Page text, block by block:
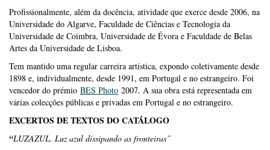
Profissionalmente, além da docência, atividade que exerce desde 2006, na
Universidade do Algarve, Faculdade de Ciências e Tecnologia da
Universidade de Coimbra, Universidade de Évora e Faculdade de Belas
Artes da Universidade de Lisboa.
Tem mantido uma regular carreira artística, expondo coletivamente desde
1898 e, individualmente, desde 1991, em Portugal e no estrangeiro. Foi
vencedor do prémio BES Photo 2007. A sua obra está representada em
várias colecções públicas e privadas em Portugal e no estrangeiro.
EXCERTOS DE TEXTOS DO CATÁLOGO
“LUZAZUL. Luz azul dissipando as fronteiras”